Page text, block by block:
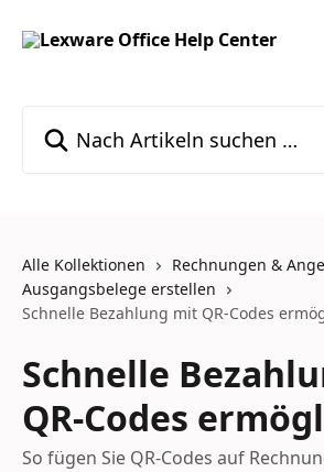
Alle Kollektionen
Rechnungen &
Ausgangsbelege erstellen
Schnelle Bezahlung mit QR-Codes
Schnelle
QR-Codes
So fügen Sie QR-Codes auf